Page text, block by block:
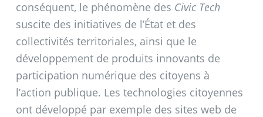
conséquent, le phénomène des Civic Tech
suscite des initiatives de l’État et des
collectivités territoriales, ainsi que le
développement de produits innovants de
participation numérique des citoyens à
l’action publique. Les technologies citoyennes
ont développé par exemple des sites web de